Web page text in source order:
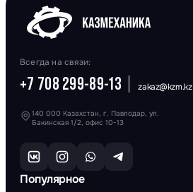
Всегда на связи:
+7 708 299-89-13 zakaz@kzm.kz
140 000 Казахстан, г. Павлодар, ул.
Бакинская 1/2, офис 10-13
Популярное